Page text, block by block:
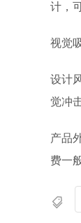
计，
视觉
设计
觉冲
产品
费一